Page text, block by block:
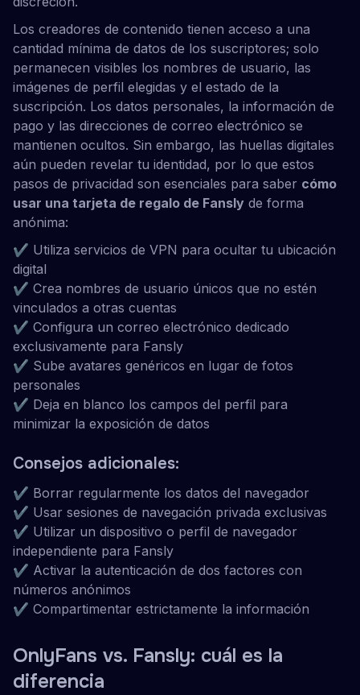
Los creadores de contenido tienen acceso a una
cantidad mínima de datos de los suscriptores; solo
permanecen visibles los nombres de usuario, las
imágenes de perfil elegidas y el estado de la
suscripción. Los datos personales, la información de
pago y las direcciones de correo electrónico se
mantienen ocultos. Sin embargo, las huellas digitales
aún pueden revelar tu identidad, por lo que estos
pasos de privacidad son esenciales para saber cómo
usar una tarjeta de regalo de Fansly de forma
anónima:
✔ Utiliza servicios de VPN para ocultar tu ubicación
digital
✔ Crea nombres de usuario únicos que no estén
vinculados a otras cuentas
✔ Configura un correo electrónico dedicado
exclusivamente para Fansly
✔ Sube avatares genéricos en lugar de fotos
personales
✔ Deja en blanco los campos del perfil para
minimizar la exposición de datos
Consejos adicionales:
✔ Borrar regularmente los datos del navegador
✔ Usar sesiones de navegación privada exclusivas
✔ Utilizar un dispositivo o perfil de navegador
independiente para Fansly
✔ Activar la autenticación de dos factores con
números anónimos
✔ Compartimentar estrictamente la información
OnlyFans vs. Fansly: cuál es la
diferencia